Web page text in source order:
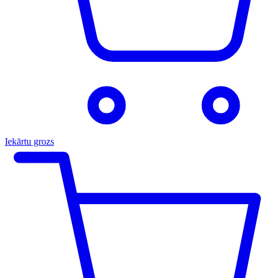
Iekārtu grozs